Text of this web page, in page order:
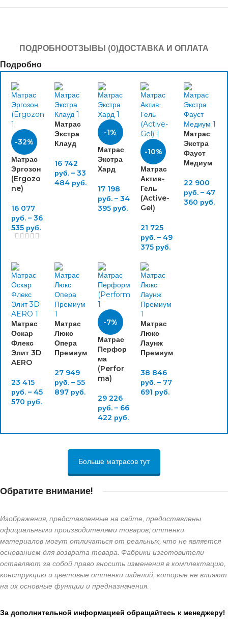
ПОДРОБНООТЗЫВЫ (0)ДОСТАВКА И ОПЛАТА
Подробно
-32%
Матрас
Эргозон
(Ergozo
ne)
16 077
руб. – 36
535 руб.
Матрас
Экстра
Клауд
16 742
руб. – 33
484руб.
-1%
Матрас
Экстра
Хард
17 198
руб. – 34
395руб.
-10%
Матрас
Актив-
Гель
(Active-
Gel)
21 725
руб. – 49
375 руб.
Матрас
Экстра
Фауст
Медиум
22 900
руб. – 47
360 руб.
Матрас
Оскар
Флекс
Элит 3D
AERO
23 415
руб. – 45
570 руб.
Матрас
Люкс
Опера
Премиум
27 949
руб. – 55
897руб.
-7%
Матрас
Перфор
ма
(Perfor
ma)
29 226
руб. – 66
422 руб.
Матрас
Люкс
Лаунж
Премиум
38 846
руб. – 77
691 руб.
Больше матрасов тут
Обратите внимание!
Изображения, представленные на сайте, предоставлены
официальными производителями товаров; оттенки
материалов могут отличаться от реальных, что не является
основанием для возврата товара. Фабрики изготовители
оставляют за собой право вносить изменения в комплектацию,
конструкцию и цветовые оттенки изделий, которые не влияют
на их основные функции и предназначения.
За дополнительной информацией обращайтесь к менеджеру!